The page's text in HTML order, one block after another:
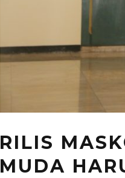
RILIS
MUDA